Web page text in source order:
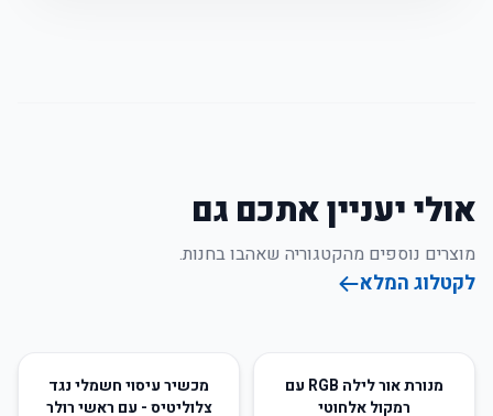
אולי יעניין אתכם גם
מוצרים נוספים מהקטגוריה שאהבו בחנות.
לקטלוג המלא
50
מנורת אור לילה RGB עם
רמקול אלחוטי
49
מכשיר עיסוי חשמלי נגד
צלוליטיס - עם ראשי רולר